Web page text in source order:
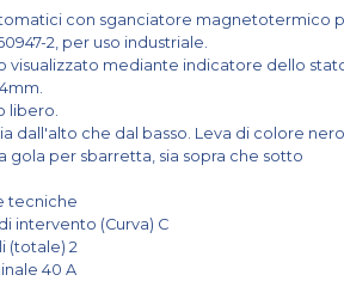
con sganciatore magnetotermico
2, per uso industriale.
visualizzato mediante indicatore dello
libero.
dall'alto che dal basso. Leva di colore
gola per sbarretta, sia sopra che sotto
tecniche
intervento (Curva) C
(totale) 2
40 A